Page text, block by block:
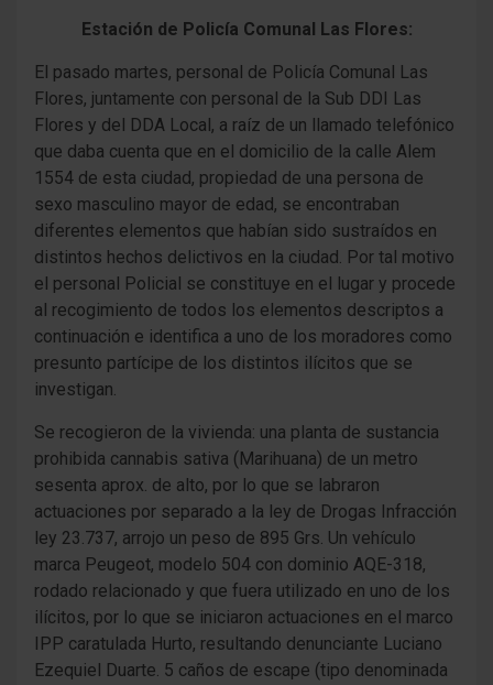
Estación de Policía Comunal Las Flores:
El pasado martes, personal de Policía Comunal Las
Flores, juntamente con personal de la Sub DDI Las
Flores y del DDA Local, a raíz de un llamado telefónico
que daba cuenta que en el domicilio de la calle Alem
1554 de esta ciudad, propiedad de una persona de
sexo masculino mayor de edad, se encontraban
diferentes elementos que habían sido sustraídos en
distintos hechos delictivos en la ciudad. Por tal motivo
el personal Policial se constituye en el lugar y procede
al recogimiento de todos los elementos descriptos a
continuación e identifica a uno de los moradores como
presunto partícipe de los distintos ilícitos que se
investigan.
Se recogieron de la vivienda: una planta de sustancia
prohibida cannabis sativa (Marihuana) de un metro
sesenta aprox. de alto, por lo que se labraron
actuaciones por separado a la ley de Drogas Infracción
ley 23.737, arrojo un peso de 895 Grs. Un vehículo
marca Peugeot, modelo 504 con dominio AQE-318,
rodado relacionado y que fuera utilizado en uno de los
ilícitos, por lo que se iniciaron actuaciones en el marco
IPP caratulada Hurto, resultando denunciante Luciano
Ezequiel Duarte. 5 caños de escape (tipo denominada